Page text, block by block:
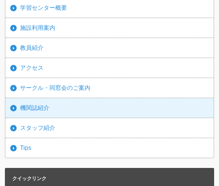
学習センター概要
施設利用案内
教員紹介
アクセス
サークル・同窓会のご案内
機関誌紹介
スタッフ紹介
Tips
クイックリンク